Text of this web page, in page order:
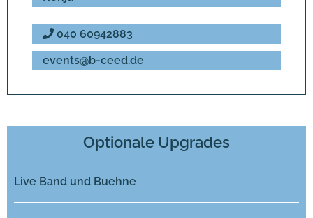
040 60942883
events@b-ceed.de
Optionale Upgrades
Live Band und Buehne